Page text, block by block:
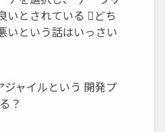
いとされている どち
いという話はいっさい
ジャイルという 開発プ
？